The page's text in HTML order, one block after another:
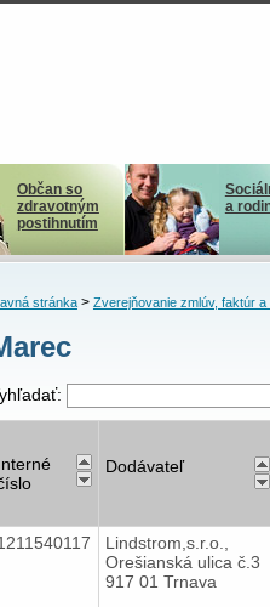
Občan so
zdravotným
postihnutím
a
stránka> Zverejňovanie zmlúv, faktúr a
Dodávateľ
Lindstrom,s.r.o.,
Orešianská ulica č.3
917 01 Trnava